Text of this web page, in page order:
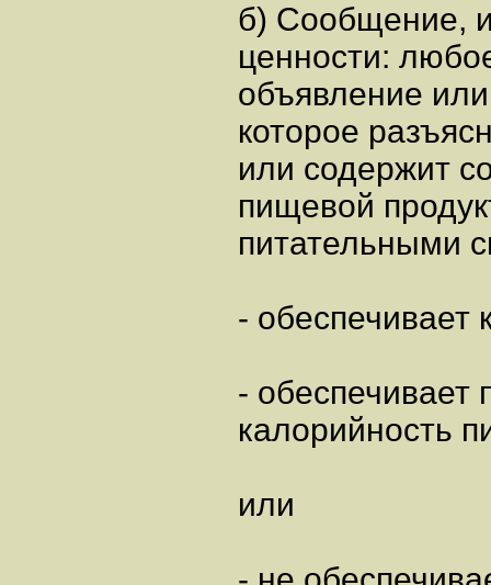
б) Сообщение,
ценности:
объявление
которое
или содержит
пищевой
питательными
- обеспечивает
-
калорийность
или